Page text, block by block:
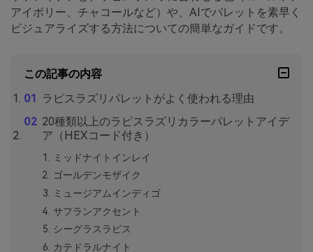
アイボリー、チャコールなど）や、AIでパレットを素早く
ビジュアライズする方法についての簡単なガイドです。
この記事の内容
ラピスラズリパレットがよく使われる理由
20種類以上のラピスラズリカラーパレットアイデ
ア（HEXコード付き）
ミッドナイトインレイ
ゴールデンモザイク
ミュージアムインディゴ
サフランアクセント
シーグラスラピス
カテドラルナイト